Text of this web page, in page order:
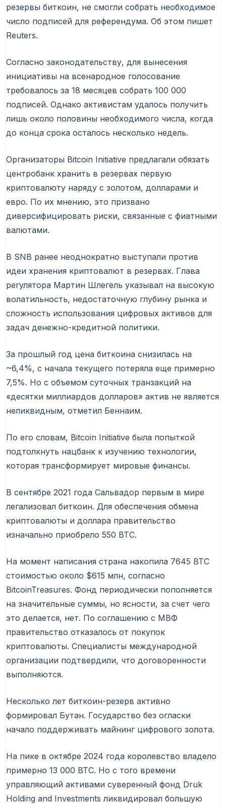
резервы биткоин, не смогли собрать необходимое
число подписей для референдума. Об этом пишет
Reuters.
Согласно законодательству, для вынесения
инициативы на всенародное голосование
требовалось за 18 месяцев собрать 100 000
подписей. Однако активистам удалось получить
лишь около половины необходимого числа, когда
до конца срока осталось несколько недель.
Организаторы Bitcoin Initiative предлагали обязать
центробанк хранить в резервах первую
криптовалюту наряду с золотом, долларами и
евро. По их мнению, это призвано
диверсифицировать риски, связанные с фиатными
валютами.
В SNB ранее неоднократно выступали против
идеи хранения криптовалют в резервах. Глава
регулятора Мартин Шлегель указывал на высокую
волатильность, недостаточную глубину рынка и
сложность использования цифровых активов для
задач денежно-кредитной политики.
За прошлый год цена биткоина снизилась на
~6,4%, с начала текущего потеряла еще примерно
7,5%. Но с объемом суточных транзакций на
«десятки миллиардов долларов» актив не является
неликвидным, отметил Беннаим.
По его словам, Bitcoin Initiative была попыткой
подтолкнуть нацбанк к изучению технологии,
которая трансформирует мировые финансы.
В сентябре 2021 года Сальвадор первым в мире
легализовал биткоин. Для обеспечения обмена
криптовалюты и доллара правительство
изначально приобрело 550 BTC.
На момент написания страна накопила 7645 BTC
стоимостью около $615 млн, согласно
BitcoinTreasures. Фонд периодически пополняется
на значительные суммы, но ясности, за счет чего
это делается, нет. По соглашению с МВФ
правительство отказалось от покупок
криптовалюты. Специалисты международной
организации подтвердили, что договоренности
выполняются.
Несколько лет биткоин-резерв активно
формировал Бутан. Государство без огласки
начало поддерживать майнинг цифрового золота.
На пике в октябре 2024 года королевство владело
примерно 13 000 BTC. Но с того времени
управляющий активами суверенный фонд Druk
Holding and Investments ликвидировал большую